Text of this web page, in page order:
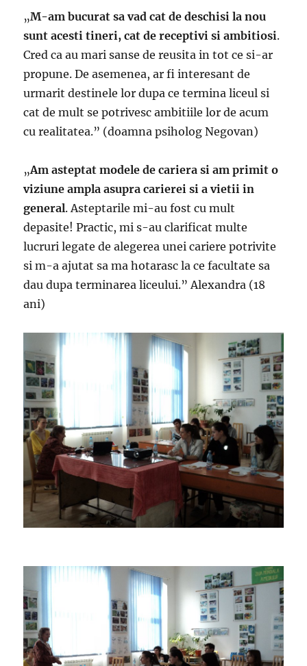
„M-am bucurat sa vad cat de deschisi la nou
sunt acesti tineri, cat de receptivi si ambitiosi.
Cred ca au mari sanse de reusita in tot ce si-ar
propune. De asemenea, ar fi interesant de
urmarit destinele lor dupa ce termina liceul si
cat de mult se potrivesc ambitiile lor de acum
cu realitatea.” (doamna psiholog Negovan)
„Am asteptat modele de cariera si am primit o
viziune ampla asupra carierei si a vietii in
general. Asteptarile mi-au fost cu mult
depasite! Practic, mi s-au clarificat multe
lucruri legate de alegerea unei cariere potrivite
si m-a ajutat sa ma hotarasc la ce facultate sa
dau dupa terminarea liceului.” Alexandra (18
ani)